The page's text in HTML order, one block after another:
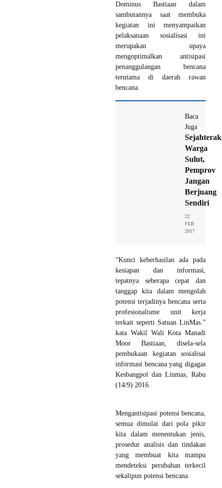
Dominus Bastiaan dalam
sambutannya saat membuka
kegiatan ini menyampaikan
pelaksanaan sosialisasi ini
merupakan upaya
mengoptimalkan antisipasi
penanggulangan bencana
terutama di daerah rawan
bencana.
Baca
Juga
Warga
Sulut,
Pemprov
Jangan
Berjuang
Sendiri
22
FEB
2017
“Kunci keberhasilan ada pada
kesiapan dan informasi,
tepatnya seberapa cepat dan
tanggap kita dalam mengolah
potensi terjadinya bencana serta
profesionalisme unit kerja
terkait seperti Satuan LinMas.”
kata Wakil Wali Kota Manadi
Moor Bastiaan, disela-sela
pembukaan kegiatan sosialisai
informasi bencana yang digagas
Kesbangpol dan Linmas, Rabu
(14/9) 2016.
Mengantisipasi potensi bencana,
semua dimulai dari pola pikir
kita dalam menentukan jenis,
prosedur analisis dan tindakan
yang membuat kita mampu
mendeteksi perubahan terkecil
sekalipun potensi bencana.